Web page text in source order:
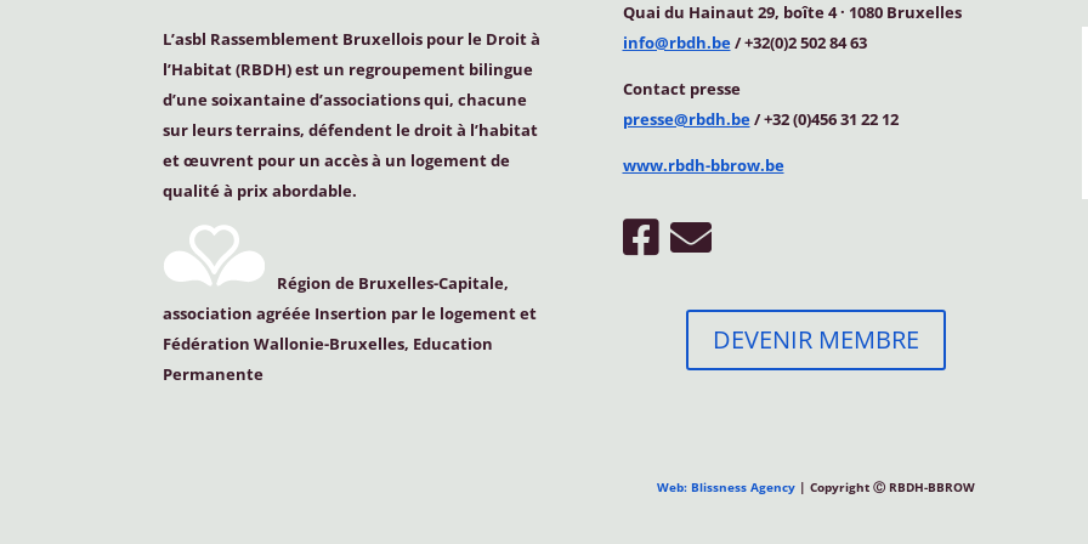
L’asbl Rassemblement Bruxellois pour le Droit à
l’Habitat (RBDH) est un regroupement bilingue
d’une soixantaine d’associations qui, chacune
sur leurs terrains, défendent le droit à l’habitat
et œuvrent pour un accès à un logement de
qualité à prix abordable.
Région de Bruxelles-Capitale,
association agréée Insertion par le logement et
Fédération Wallonie-Bruxelles, Education
Permanente
Quai du Hainaut 29, boîte 4· 1080 Bruxelles
info@rbdh.be/ +32(0)2 502 84 63
Contact presse
presse@rbdh.be/ +32 (0)456 31 22 12
www.rbdh-bbrow.be
DEVENIR MEMBRE
Web: Blissness Agency | Copyright Ⓒ RBDH-BBROW